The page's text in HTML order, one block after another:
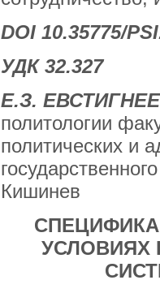
DOI 10.35775/
УДК 32.327
Е.З.
политологии
политических и
Кишинев
УСЛОВИЯХ